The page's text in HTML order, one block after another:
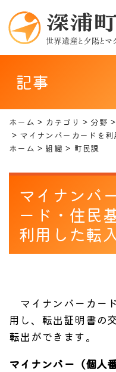
記事
ホーム カテゴリ 分野
マイナンバーカードを
ホーム
組織 町民課
マイナンバ
ード・住民
利用した転
マイナンバーカー
用し、転出証明書の
転出ができます。
マイナンバー（個人